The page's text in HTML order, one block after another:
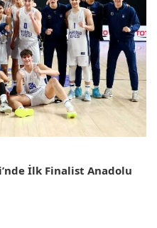
İlk Finalist Anadolu